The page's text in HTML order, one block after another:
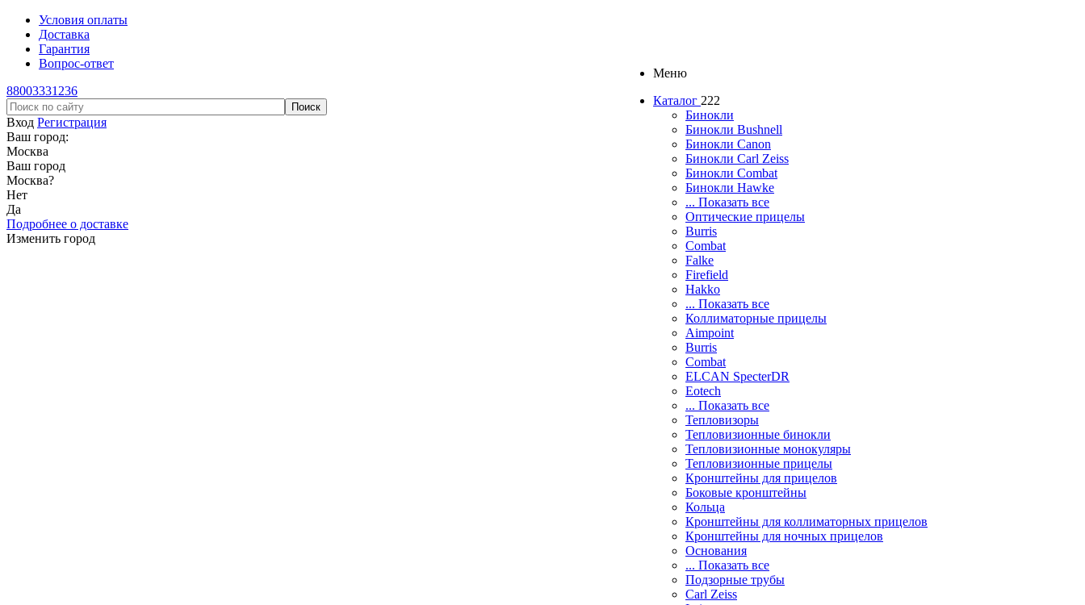
Условия оплаты
Доставка
Гарантия
Вопрос-ответ
88003331236
Вход Регистрация
Ваш город:
Москва
Ваш город
Москва?
Нет
Да
Подробнее о доставке
Изменить город
Меню
Каталог 222
Бинокли
Бинокли Bushnell
Бинокли Canon
Бинокли Carl Zeiss
Бинокли Combat
Бинокли Hawke
... Показать все
Оптические прицелы
Burris
Combat
Falke
Firefield
Hakko
... Показать все
Коллиматорные прицелы
Aimpoint
Burris
Combat
ELCAN SpecterDR
Eotech
... Показать все
Тепловизоры
Тепловизионные бинокли
Тепловизионные монокуляры
Тепловизионные прицелы
Кронштейны для прицелов
Боковые кронштейны
Кольца
Кронштейны для коллиматорных прицелов
Кронштейны для ночных прицелов
Основания
... Показать все
Подзорные трубы
Carl Zeiss